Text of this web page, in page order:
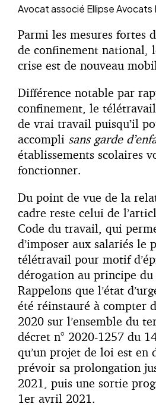
Avocat associé Ellipse
Parmi les mesures fortes
de confinement national,
crise est de nouveau
Différence notable par
confinement, le
de vrai travail puisqu’il
accompli sans garde
établissements scolaires
fonctionner.
Du point de vue de la
cadre reste celui de
Code du travail, qui
d’imposer aux salariés le
télétravail pour motif
dérogation au principe
Rappelons que l’état
été réinstauré à compter
2020 sur l’ensemble du
décret n° 2020-1257 du
qu’un projet de loi est en
prévoir sa prolongation
2021, puis une sortie
1er avril 2021.